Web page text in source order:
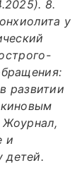
8.
у
развитии
Жоурнал,
и
детей.